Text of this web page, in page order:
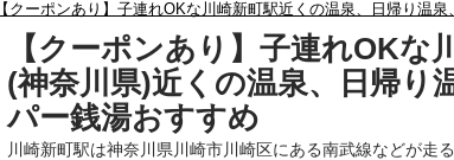
【クーポンあり】子連れOKな川崎新町駅近くの温泉、日帰り温
【クーポンあり】子連れOKな
(神奈川県)近くの温泉、日帰り
パー銭湯おすすめ
川崎新町駅は神奈川県川崎市川崎区にある南武線などが走